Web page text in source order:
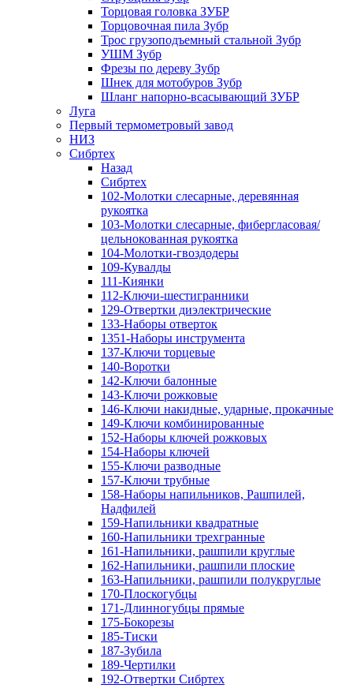
Торцовая головка ЗУБР
Торцовочная пила Зубр
Трос грузоподъемный стальной Зубр
УШМ Зубр
Фрезы по дереву Зубр
Шнек для мотобуров Зубр
Шланг напорно-всасывающий ЗУБР
Луга
Первый термометровый завод
НИЗ
Сибртех
Назад
Сибртех
102-Молотки слесарные, деревянная
рукоятка
103-Молотки слесарные, фибергласовая/
цельнокованная рукоятка
104-Молотки-гвоздодеры
109-Кувалды
111-Киянки
112-Ключи-шестигранники
129-Отвертки диэлектрические
133-Наборы отверток
1351-Наборы инструмента
137-Ключи торцевые
140-Воротки
142-Ключи балонные
143-Ключи рожковые
146-Ключи накидные, ударные, прокачные
149-Ключи комбинированные
152-Наборы ключей рожковых
154-Наборы ключей
155-Ключи разводные
157-Ключи трубные
158-Наборы напильников, Рашпилей,
Надфилей
159-Напильники квадратные
160-Напильники трехгранные
161-Напильники, рашпили круглые
162-Напильники, рашпили плоские
163-Напильники, рашпили полукруглые
170-Плоскогубцы
171-Длинногубцы прямые
175-Бокорезы
185-Тиски
187-Зубила
189-Чертилки
192-Отвертки Сибртех